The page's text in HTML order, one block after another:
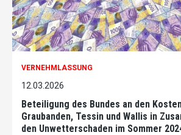
VERNEHMLASSUNG
12.03.2026
Beteiligung des Bundes an den
Graubanden, Tessin und Wallis in
den Unwetterschaden im Sommer